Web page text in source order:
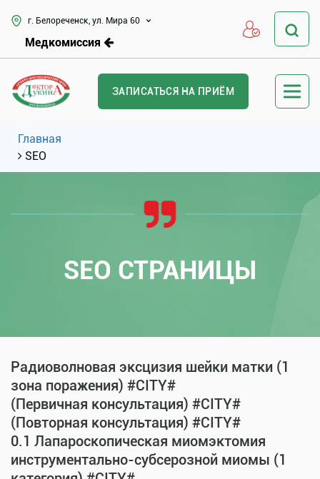
г. Белореченск, ул. Мира 60
Медкомиссия
ЗАПИСАТЬСЯ НА ПРИЁМ
Главная
SEO
SEO СТРАНИЦЫ
Радиоволновая эксцизия шейки матки (1
зона поражения) #CITY#
(Первичная консультация) #CITY#
(Повторная консультация) #CITY#
0.1 Лапароскопическая миомэктомия
инструментально-субсерозной миомы (1